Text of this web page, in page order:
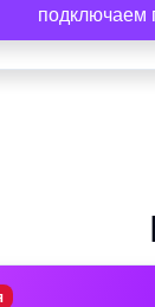
подключаем